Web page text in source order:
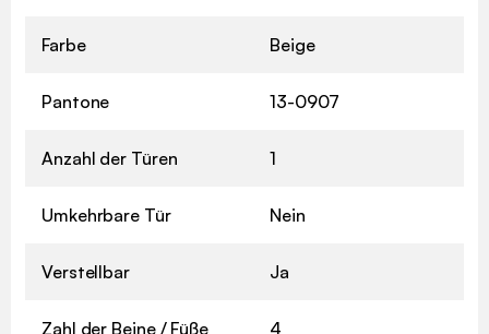
Farbe Beige
Pantone 13-0907
Anzahl der Türen 1
Umkehrbare Tür Nein
Verstellbar Ja
Zahl der Beine / Füße 4